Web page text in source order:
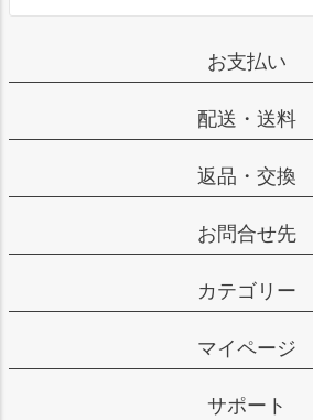
お支払い
配送・送料
返品・交換
お問合せ先
カテゴリー
マイページ
サポート